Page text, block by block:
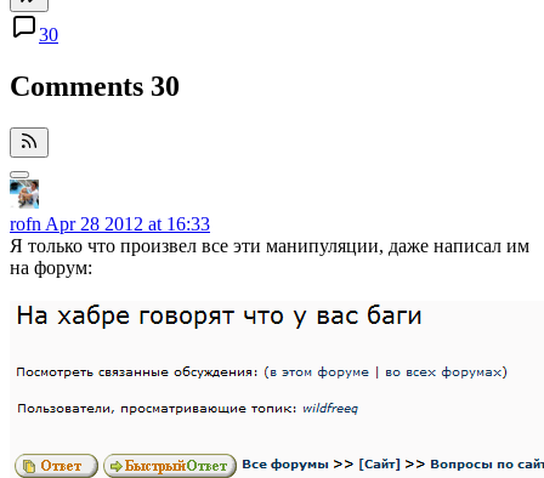
30
Comments 30
rofn Apr 28 2012 at 16:33
Я только что произвел все эти манипуляции, даже написал им
на форум: